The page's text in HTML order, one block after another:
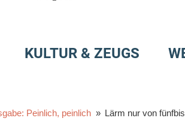
&
Abenteurer*innen
KULTUR & ZEUGS
Peinlich, peinlich Lärm nur von